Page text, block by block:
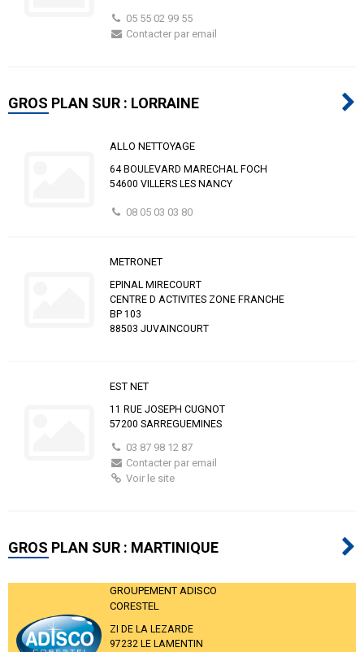
05 55 02 99 55
Contacter par email
GROS PLAN SUR : LORRAINE
ALLO NETTOYAGE
64 BOULEVARD MARECHAL FOCH
54600 VILLERS LES NANCY
08 05 03 03 80
METRONET
EPINAL MIRECOURT
CENTRE D ACTIVITES ZONE FRANCHE
BP 103
88503 JUVAINCOURT
EST NET
11 RUE JOSEPH CUGNOT
57200 SARREGUEMINES
03 87 98 12 87
Contacter par email
Voir le site
GROS PLAN SUR : MARTINIQUE
GROUPEMENT ADISCO
CORESTEL
ZI DE LA LEZARDE
97232 LE LAMENTIN